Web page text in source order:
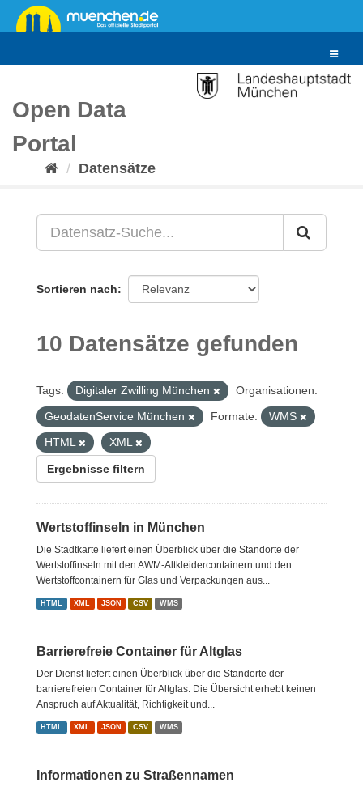
Überspringen
zum
Toggle
Open Data
Portal
Datensätze
Sortieren nach
10 Datensätze gefunden
Tags: Digitaler Zwilling München
Organisationen:
GeodatenService München
Formate:
WMS
HTML
XML
Ergebnisse filtern
Wertstoffinseln in München
Die Stadtkarte liefert einen Überblick über die Standorte der
Wertstoffinseln mit den AWM-Altkleidercontainern und den
Wertstoffcontainern für Glas und Verpackungen aus...
HTML XML JSON CSV WMS
Barrierefreie Container für Altglas
Der Dienst liefert einen Überblick über die Standorte der
barrierefreien Container für Altglas. Die Übersicht erhebt keinen
Anspruch auf Aktualität, Richtigkeit und...
HTML XML JSON CSV WMS
Informationen zu Straßennamen